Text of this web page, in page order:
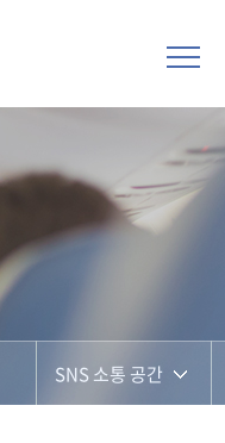
SNS 소통 공간